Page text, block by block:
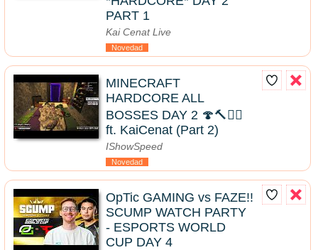
PART 1
Kai Cenat Live
Novedad
MINECRAFT
HARDCORE ALL
BOSSES DAY 2 🍄🔨🧟‍♂️
ft. KaiCenat (Part 2)
IShowSpeed
Novedad
OpTic GAMING vs FAZE!!
SCUMP WATCH PARTY
- ESPORTS WORLD
CUP DAY 4